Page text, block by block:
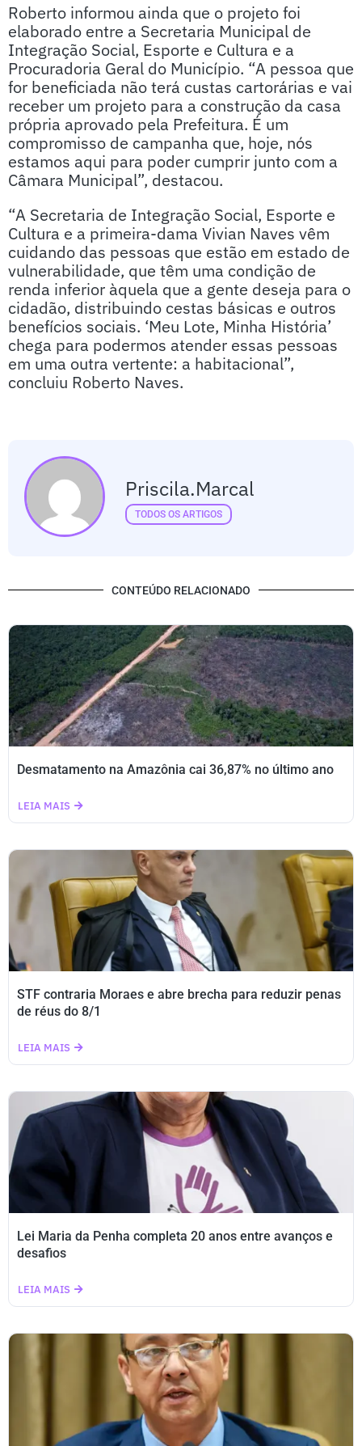
Roberto informou ainda que o projeto foi
elaborado entre a Secretaria Municipal de
Integração Social, Esporte e Cultura e a
Procuradoria Geral do Município. “A pessoa que
for beneficiada não terá custas cartorárias e vai
receber um projeto para a construção da casa
própria aprovado pela Prefeitura. É um
compromisso de campanha que, hoje, nós
estamos aqui para poder cumprir junto com a
Câmara Municipal”, destacou.
“A Secretaria de Integração Social, Esporte e
Cultura e a primeira-dama Vivian Naves vêm
cuidando das pessoas que estão em estado de
vulnerabilidade, que têm uma condição de
renda inferior àquela que a gente deseja para o
cidadão, distribuindo cestas básicas e outros
benefícios sociais. ‘Meu Lote, Minha História’
chega para podermos atender essas pessoas
em uma outra vertente: a habitacional”,
concluiu Roberto Naves.
Priscila.marcal
TODOS OS ARTIGOS
CONTEÚDO RELACIONADO
Desmatamento na Amazônia cai 36,87% no último ano
LEIA MAIS
STF contraria Moraes e abre brecha para reduzir penas
de réus do 8/1
LEIA MAIS
Lei Maria da Penha completa 20 anos entre avanços e
desafios
LEIA MAIS